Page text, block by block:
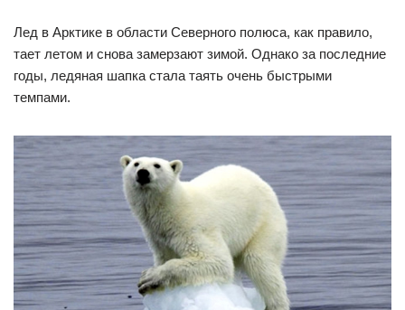
Лед в Арктике в области Северного полюса, как правило,
тает летом и снова замерзают зимой. Однако за последние
годы, ледяная шапка стала таять очень быстрыми
темпами.